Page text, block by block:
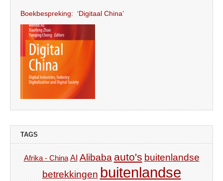
Boekbespreking: ‘Digitaal China’
TAGS
Afrika - China AI Alibaba auto's buitenlandse
betrekkingen buitenlandse